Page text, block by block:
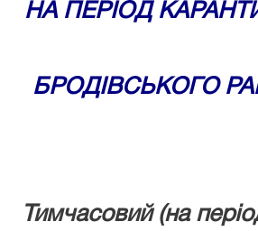
НА ПЕРІОД
БРОДІВСЬКОГО
Тимчасовий (на